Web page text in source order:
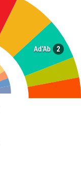
Ad'Ab 2